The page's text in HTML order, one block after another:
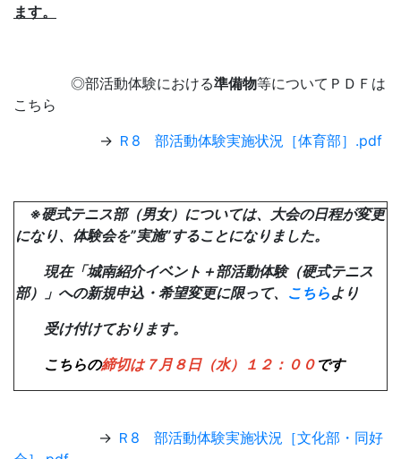
ます。
◎部活動体験における準備物等についてＰＤＦは
こちら
→ Ｒ8 部活動体験実施状況［体育部］.pdf
※硬式テニス部（男女）については、大会の日程が変更
になり、体験会を”実施”することになりました。
現在「城南紹介イベント＋部活動体験（硬式テニス
部）」への新規申込・希望変更に限って、 こちらより
受け付けております。
こちらの締切は７月８日（水）１２：００ です
→ Ｒ8 部活動体験実施状況［文化部・同好